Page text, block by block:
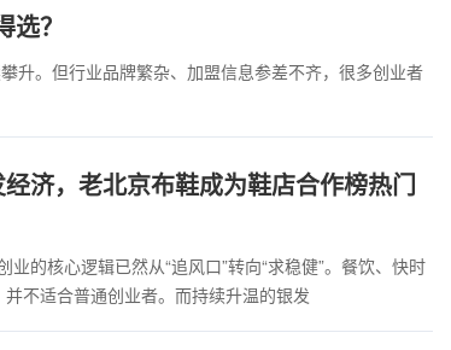
？
升。但行业品牌繁杂、加盟信息参差不齐，很多创业者
济，老北京布鞋成为鞋店合作榜热门
业的核心逻辑已然从“追风口”转向“求稳健”。餐饮、快时
不适合普通创业者。而持续升温的银发